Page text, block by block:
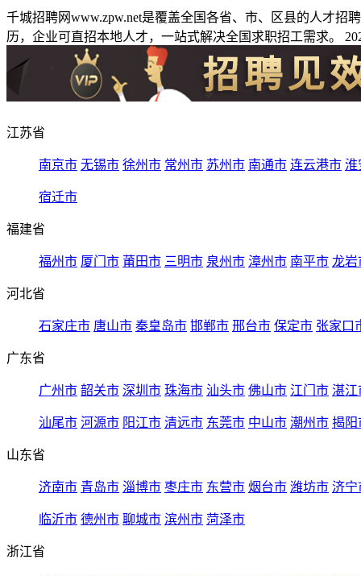
千城招聘网www.zpw.net是覆盖全国各省、市、区县的人才
历，企业可直招本地人才，一站式解决全国求职招工需求。
江苏省
南京市 无锡市 徐州市 常州市 苏州市 南通市 连云港市 淮
宿迁市
福建省
福州市 厦门市 莆田市 三明市 泉州市 漳州市 南平市 龙岩
河北省
石家庄市 唐山市 秦皇岛市 邯郸市 邢台市 保定市 张家口
广东省
广州市 韶关市 深圳市 珠海市 汕头市 佛山市 江门市 湛江
汕尾市 河源市 阳江市 清远市 东莞市 中山市 潮州市 揭阳
山东省
济南市 青岛市 淄博市 枣庄市 东营市 烟台市 潍坊市 济宁
临沂市 德州市 聊城市 滨州市 菏泽市
浙江省